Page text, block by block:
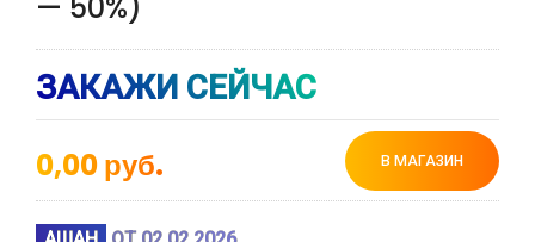
ЗАКАЖИ СЕЙЧАС
0,00руб. В МАГАЗИН